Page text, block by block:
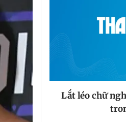
Lắt léo chữ